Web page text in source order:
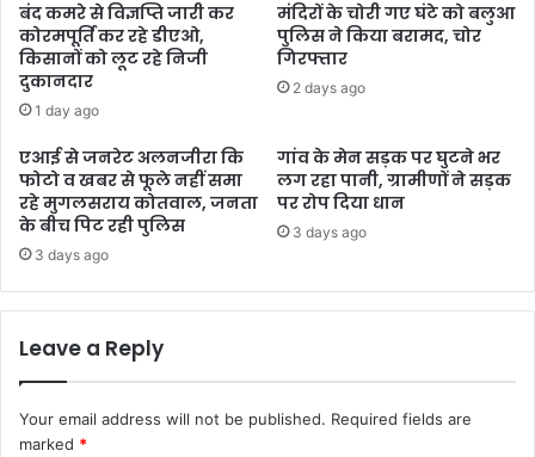
बंद कमरे से विज्ञप्ति जारी कर
कोरमपूर्ति कर रहे डीएओ,
किसानों को लूट रहे निजी
दुकानदार
1 day ago
मंदिरों के चोरी गए घंटे को बलुआ
पुलिस ने किया बरामद, चोर
गिरफ्तार
2 days ago
एआई से जनरेट अलनजीरा कि
फोटो व खबर से फूले नहीं समा
रहे मुगलसराय कोतवाल, जनता
के बीच पिट रही पुलिस
3 days ago
गांव के मेन सड़क पर घुटने भर
लग रहा पानी, ग्रामीणों ने सड़क
पर रोप दिया धान
3 days ago
Leave a Reply
Your email address will not be published. Required fields are
marked *